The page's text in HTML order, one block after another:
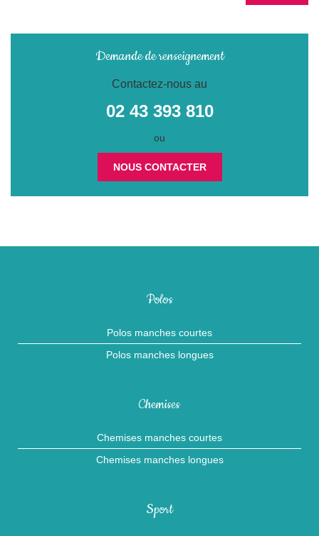
Demande de renseignement
Contactez-nous au
02 43 393 810
ou
NOUS CONTACTER
Polos
Polos manches courtes
Polos manches longues
Chemises
Chemises manches courtes
Chemises manches longues
Sport